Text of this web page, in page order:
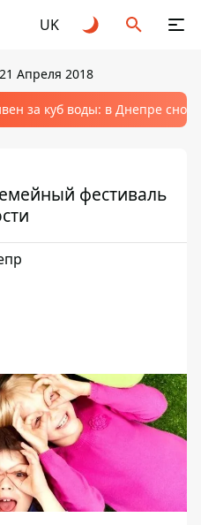
UK
Апреля 2018
за куб воды: в Днепре
фестиваль